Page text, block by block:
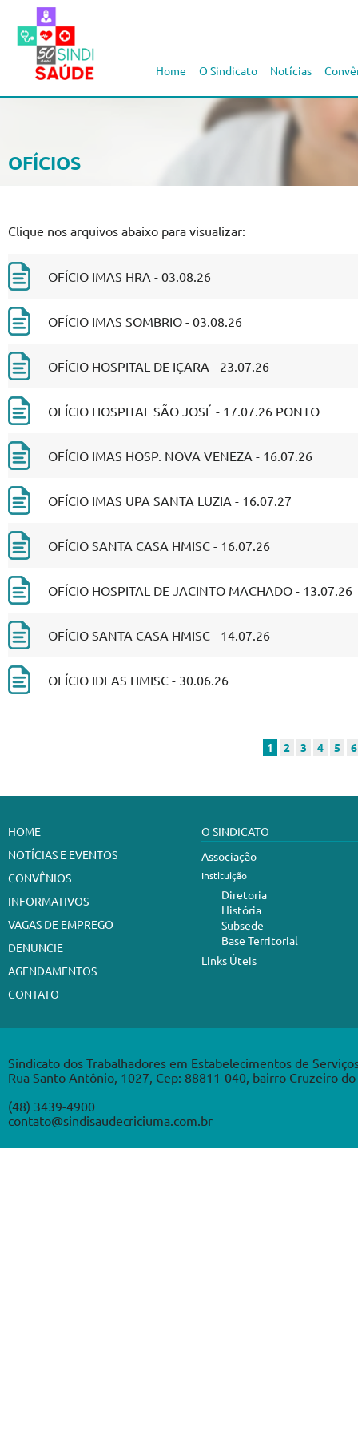
Notícias
O Sindicato
Home
OFÍCIOS
Clique nos arquivos abaixo para visualizar:
OFÍCIO IMAS HRA - 03.08.26
OFÍCIO IMAS SOMBRIO - 03.08.26
OFÍCIO HOSPITAL DE IÇARA - 23.07.26
OFÍCIO HOSPITAL SÃO JOSÉ - 17.07.26 PONTO
OFÍCIO IMAS HOSP. NOVA VENEZA - 16.07.26
OFÍCIO IMAS UPA SANTA LUZIA - 16.07.27
OFÍCIO SANTA CASA HMISC - 16.07.26
OFÍCIO HOSPITAL DE JACINTO MACHADO - 13.07.26
OFÍCIO SANTA CASA HMISC - 14.07.26
OFÍCIO IDEAS HMISC - 30.06.26
1 2 3 4 5 6
HOME
NOTÍCIAS E EVENTOS
CONVÊNIOS
INFORMATIVOS
VAGAS DE EMPREGO
DENUNCIE
AGENDAMENTOS
CONTATO
O SINDICATO
Associação
Instituição
Diretoria
História
Subsede
Base Territorial
Links Úteis
Sindicato dos Trabalhadores em Estabelecimentos de
Rua Santo Antônio, 1027, Cep: 88811-040, bairro Cruzeiro
(48) 3439-4900
contato@sindisaudecriciuma.com.br